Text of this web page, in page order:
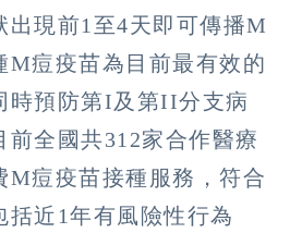
出現前1至4天即可傳播M
M痘疫苗為目前最有效的
時預防第I及第II分支病
前全國共312家合作醫療
M痘疫苗接種服務，符合
括近1年有風險性行為